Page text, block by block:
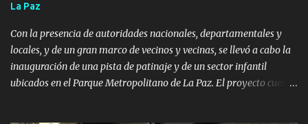
La Paz
Con la presencia de autoridades nacionales, departamentales y
locales, y de un gran marco de vecinos y vecinas, se llevó a cabo la
inauguración de una pista de patinaje y de un sector infantil
ubicados en el Parque Metropolitano de La Paz. El proyecto cuenta